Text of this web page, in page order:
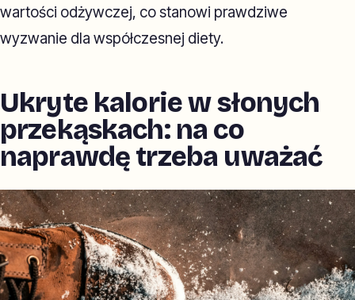
wartości odżywczej, co stanowi prawdziwe
wyzwanie dla współczesnej diety.
Ukryte kalorie w słonych
przekąskach: na co
naprawdę trzeba uważać